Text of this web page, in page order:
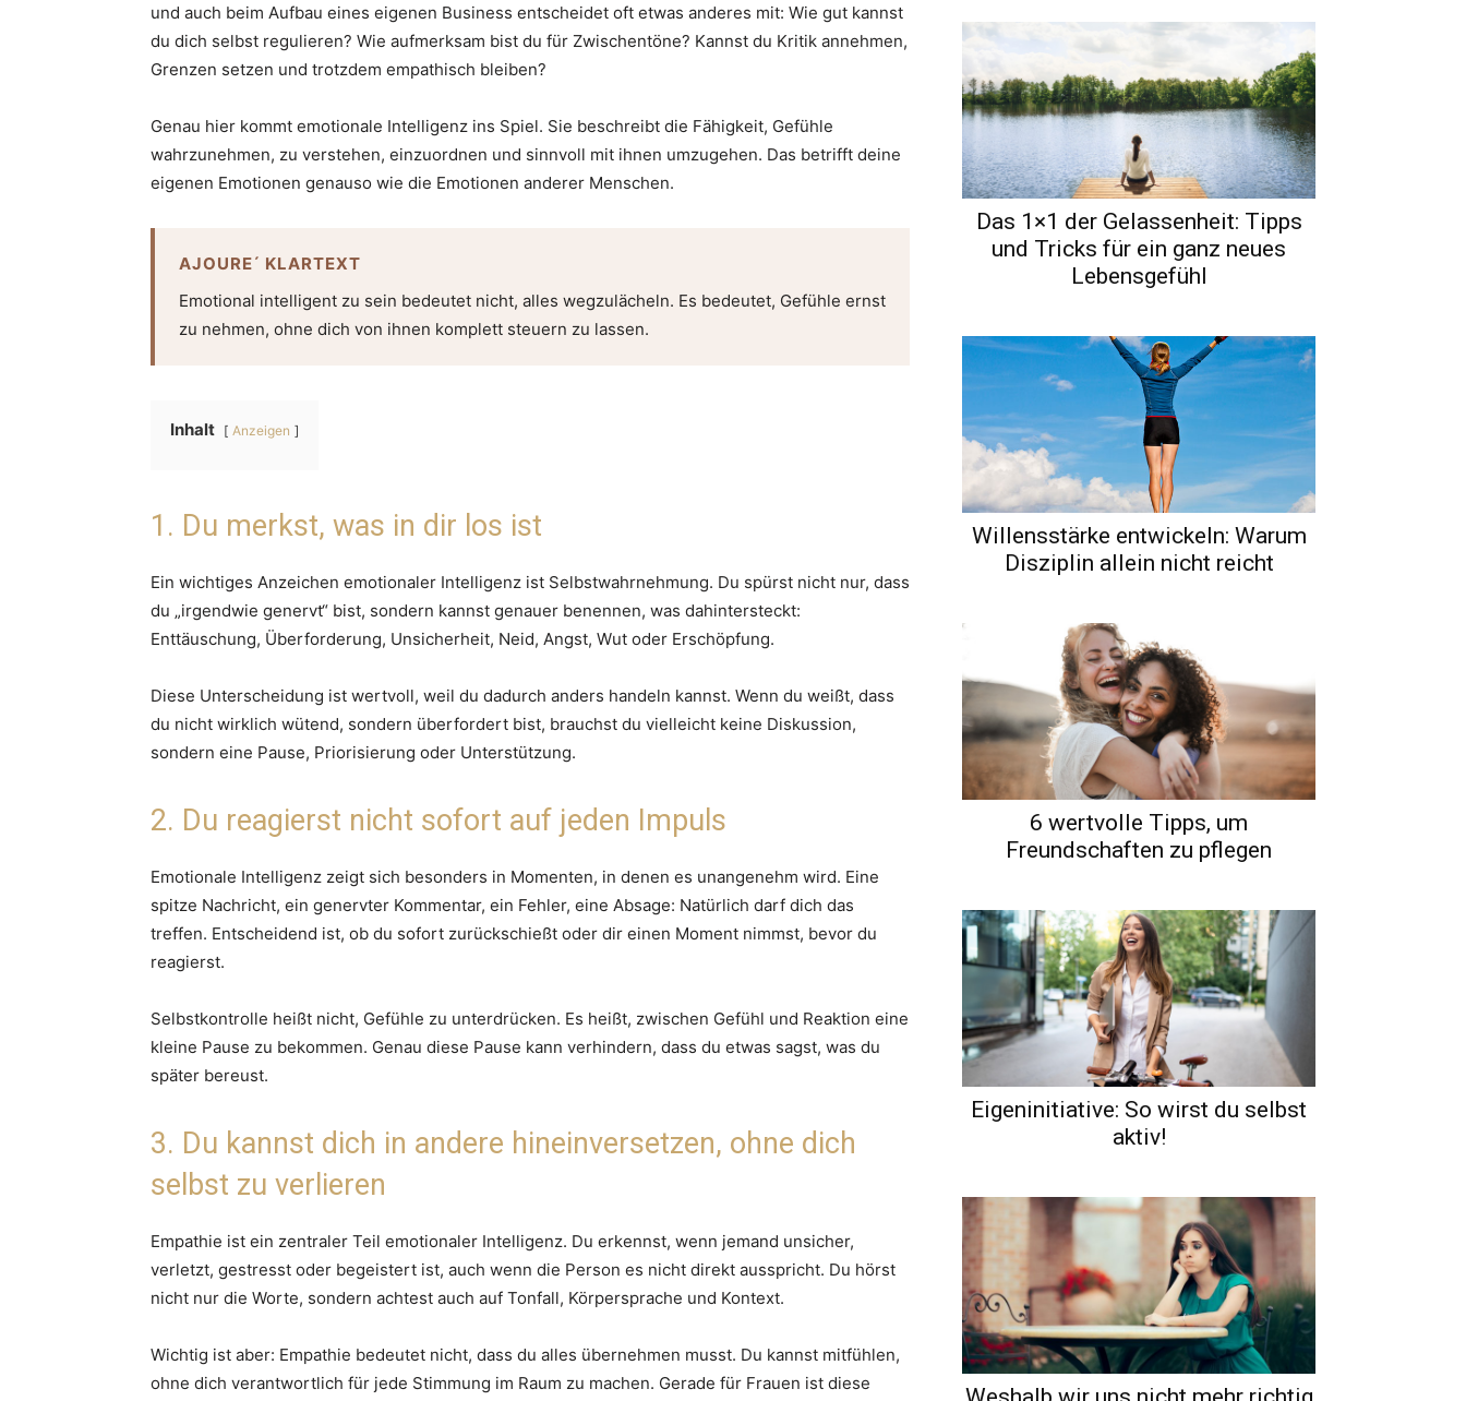
und auch beim Aufbau eines eigenen Business entscheidet oft etwas anderes mit: Wie gut kannst
du dich selbst regulieren? Wie aufmerksam bist du für Zwischentöne? Kannst du Kritik annehmen,
Grenzen setzen und trotzdem empathisch bleiben?
Genau hier kommt emotionale Intelligenz ins Spiel. Sie beschreibt die Fähigkeit, Gefühle
wahrzunehmen, zu verstehen, einzuordnen und sinnvoll mit ihnen umzugehen. Das betrifft deine
eigenen Emotionen genauso wie die Emotionen anderer Menschen.
AJOURE´ KLARTEXT
Emotional intelligent zu sein bedeutet nicht, alles wegzulächeln. Es bedeutet, Gefühle ernst
zu nehmen, ohne dich von ihnen komplett steuern zu lassen.
Inhalt Anzeigen
1. Du merkst, was in dir los ist
Ein wichtiges Anzeichen emotionaler Intelligenz ist Selbstwahrnehmung. Du spürst nicht nur, dass
du „irgendwie genervt“ bist, sondern kannst genauer benennen, was dahintersteckt:
Enttäuschung, Überforderung, Unsicherheit, Neid, Angst, Wut oder Erschöpfung.
Diese Unterscheidung ist wertvoll, weil du dadurch anders handeln kannst. Wenn du weißt, dass
du nicht wirklich wütend, sondern überfordert bist, brauchst du vielleicht keine Diskussion,
sondern eine Pause, Priorisierung oder Unterstützung.
2. Du reagierst nicht sofort auf jeden Impuls
Emotionale Intelligenz zeigt sich besonders in Momenten, in denen es unangenehm wird. Eine
spitze Nachricht, ein genervter Kommentar, ein Fehler, eine Absage: Natürlich darf dich das
treffen. Entscheidend ist, ob du sofort zurückschießt oder dir einen Moment nimmst, bevor du
reagierst.
Selbstkontrolle heißt nicht, Gefühle zu unterdrücken. Es heißt, zwischen Gefühl und Reaktion eine
kleine Pause zu bekommen. Genau diese Pause kann verhindern, dass du etwas sagst, was du
später bereust.
3. Du kannst dich in andere hineinversetzen, ohne dich
selbst zu verlieren
Empathie ist ein zentraler Teil emotionaler Intelligenz. Du erkennst, wenn jemand unsicher,
verletzt, gestresst oder begeistert ist, auch wenn die Person es nicht direkt ausspricht. Du hörst
nicht nur die Worte, sondern achtest auch auf Tonfall, Körpersprache und Kontext.
Wichtig ist aber: Empathie bedeutet nicht, dass du alles übernehmen musst. Du kannst mitfühlen,
ohne dich verantwortlich für jede Stimmung im Raum zu machen. Gerade für Frauen ist diese
Das 1×1 der Gelassenheit: Tipps
und Tricks für ein ganz neues
Lebensgefühl
Willensstärke entwickeln: Warum
Disziplin allein nicht reicht
6 wertvolle Tipps, um
Freundschaften zu pflegen
Eigeninitiative: So wirst du selbst
aktiv!